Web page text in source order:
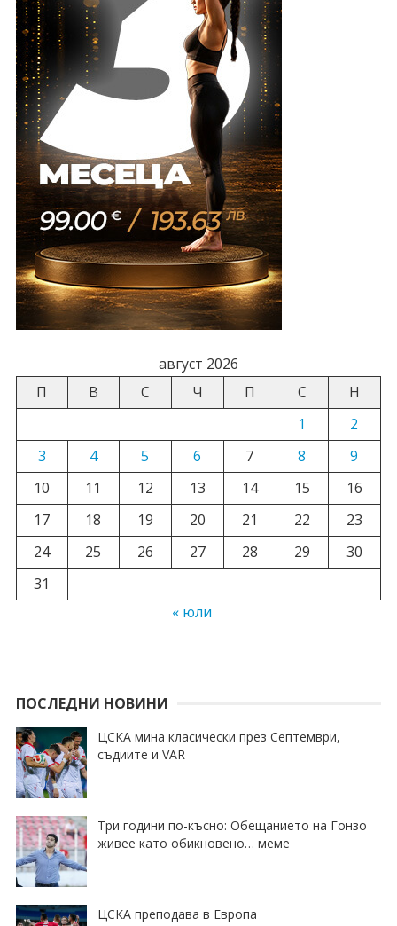
август 2026
П
В С Ч П С
Н
1
2
3
4 5 6 7 8
9
10
11 12 13 14 15
16
17
18 19 20 21 22
23
24
25 26 27 28 29
30
31
« юли
ПОСЛЕДНИ НОВИНИ
ЦСКА мина класически през Септември,
съдиите и VAR
Три години по-късно: Обещанието на Гонзо
живее като обикновено… меме
ЦСКА преподава в Европа